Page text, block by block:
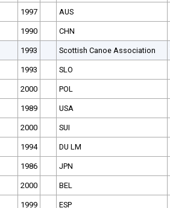
1997 AUS
1990 CHN
1993 Scottish Canoe Association
1993 SLO
2000 POL
1989 USA
2000 SUI
1994 DU LM
1986 JPN
2000 BEL
1999 ESP